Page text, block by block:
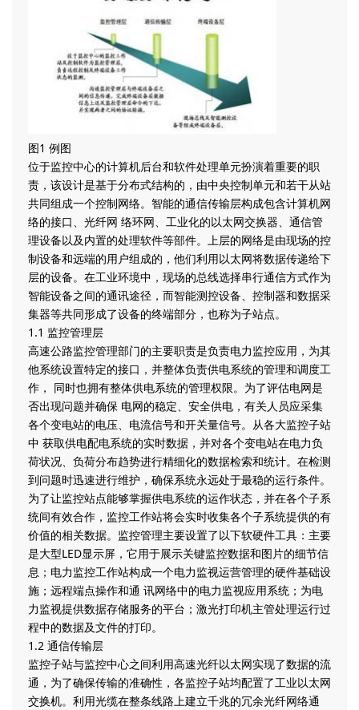
图1 例图
位于监控中心的计算机后台和软件处理单元扮演着重要的职
责，该设计是基于分布式结构的，由中央控制单元和若干从站
共同组成一个控制网络。智能的通信传输层构成包含计算机网
络的接口、光纤网 络环网、工业化的以太网交换器、通信管
理设备以及内置的处理软件等部件。上层的网络是由现场的控
制设备和远端的用户组成的，他们利用以太网将数据传递给下
层的设备。在工业环境中，现场的总线选择串行通信方式作为
智能设备之间的通讯途径，而智能测控设备、控制器和数据采
集器等共同形成了设备的终端部分，也称为子站点。
1.1 监控管理层
高速公路监控管理部门的主要职责是负责电力监控应用，为其
他系统设置特定的接口，并整体负责供电系统的管理和调度工
作， 同时也拥有整体供电系统的管理权限。为了评估电网是
否出现问题并确保 电网的稳定、安全供电，有关人员应采集
各个变电站的电压、电流信号和开关量信号。从各大监控子站
中 获取供电配电系统的实时数据，并对各个变电站在电力负
荷状况、负荷分布趋势进行精细化的数据检索和统计。在检测
到问题时迅速进行维护，确保系统永远处于最稳的运行条件。
为了让监控站点能够掌握供电系统的运作状态，并在各个子系
统间有效合作，监控工作站将会实时收集各个子系统提供的有
价值的相关数据。监控管理主要设置了以下软硬件工具：主要
是大型LED显示屏，它用于展示关键监控数据和图片的细节信
息；电力监控工作站构成一个电力监视运营管理的硬件基础设
施；远程端点操作和通 讯网络中的电力监视应用系统；为电
力监视提供数据存储服务的平台；激光打印机主管处理运行过
程中的数据及文件的打印。
1.2 通信传输层
监控子站与监控中心之间利用高速光纤以太网实现了数据的流
通，为了确保传输的准确性，各监控子站均配置了工业以太网
交换机。利用光缆在整条线路上建立千兆的冗余光纤网络通